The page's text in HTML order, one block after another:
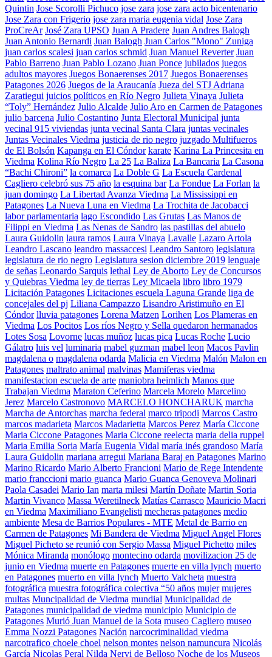
Quintin Jose Scorolli Pichuco jose zara jose zara acto bicentenario
Jose Zara con Frigerio jose zara maria eugenia vidal Jose Zara
ProCreAr José Zara UPSO Juan A Pradere Juan Andres Balogh
Juan Antonio Bernardi Juan Balogh Juan Carlos "Mono" Zuniga
juan carlos scalesi juan carlos schmid Juan Manuel Reverter Juan
Pablo Barreno Juan Pablo Lozano Juan Ponce jubilados juegos
adultos mayores Juegos Bonaerenses 2017 Juegos Bonaerenses
Patagones 2026 Juegos de la Araucanía Jueza del STJ Adriana
Zaratiegui juicios políticos en Río Negro Julieta Vinaya Julieta
“Toly” Hernández Julio Alcalde Julio Aro en Carmen de Patagones
julio barcena Julio Costantino Junta Electoral Municipal junta
vecinal 915 viviendas junta vecinal Santa Clara juntas vecinales
Juntas Vecinales Viedma justicia de rio negro juzgado Multifueros
de El Bolsón Kapanga en El Cóndor karate Karina La Princesita en
Viedma Kolina Río Negro La 25 La Baliza La Bancaria La Casona
“Bachi Chironi” la comarca La Doble G La Escuela Cardenal
Cagliero celebró sus 75 año la esquina bar La Fondue La Forlan la
juan domingo La Libertad Avanza Viedma La Mississippi en
Patagones La Nueva Luna en Viedma La Trochita de Jacobacci
labor parlamentaria lago Escondido Las Grutas Las Manos de
Filippi en Viedma Las Nenas de Sandro las pastillas del abuelo
Laura Guidolin laura ramos Laura Vinaya Lavalle Lazaro Artola
Leandro Lascano leandro massaccesi Leandro Santoro legislatura
legislatura de rio negro Legislatura sesion diciembre 2019 lenguaje
de señas Leonardo Sarquis lethal Ley de Aborto Ley de Concursos
y Quiebras Viedma ley de tierras Ley Micaela libro libro 1979
Licitación Patagones Licitaciones escuela Laguna Grande liga de
concejales del pj Liliana Campazzo Lisandro Aristimuño en El
Cóndor lluvia patagones Lorena Matzen Lorihen Los Plameras en
Viedma Los Pocitos Los ríos Negro y Sella quedaron hermanados
Lotes Sosa Lovorne lucas muñoz lucas pica Lucas Roche Lucio
Gálatro luis vel luminaria mabel guzman mabel leon Macos Pavlin
magdalena o magdalena odarda Malicia en Viedma Malón Malon en
Patagones maltrato animal malvinas Mamiferas viedma
manifestacion escuela de arte maniobra heimlich Manos que
Trabajan Viedma Maraton Ceferino Marcela Morelo Marcelino
Jerez Marcelo Castronovo MARCELO HONCHARUK marcha
Marcha de Antorchas marcha federal marco tripodi Marcos Castro
marcos madarieta Marcos Madarietta Marcos Perez María Ciccone
Maria Ciccone Patagones Maria Ciccone reelecta maria delia ruppel
Maria Emilia Soria María Eugenia Vidal maría inés grandoso María
Laura Guidolin mariana arregui Mariana Baraj en Patagones Marino
Marino Ricardo Mario Alberto Francioni Mario de Rege Intendente
mario franccioni mario guanca Mario Guanca Genoveva Molinari
Paola Casadei Mario Ian marta milesi Martín Doñate Martin Soria
Martin Vivanco Massa Weretilneck Matías Carrasco Mauricio Macri
en Viedma Maximiliano Evangelisti mecheras patagones medio
ambiente Mesa de Barrios Populares - MTE Metal de Barrio en
Carmen de Patagones Mi Bandera de Viedma Miguel Angel Flores
Miguel Picheto se reunió con Sergio Massa Miguel Pichetto miles
Mónica Miranda monólogo montecino odarda movilizacion 25 de
junio en Viedma muerte en Patagones muerte en villa lynch muerto
en Patagones muerto en villa lynch Muerto Valcheta muestra
fotográfica muestra fotográfica colectiva “50 años mujer mujeres
multas Muncipalidad de Viedma mundial Municipalidad de
Patagones municipalidad de viedma municipio Municipio de
Patagones Murió Juan Manuel de la Sota museo Cagliero museo
Emma Nozzi Patagones Nación narcocriminalidad viedma
narcotrafico choele choel nelson montes nelson namuncura Nicolás
García Nicolas Peral Nilda Nervi de Belloso Noche de los Museos